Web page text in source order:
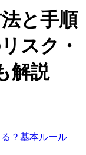
と手順
スク・
解説
？基本ルール